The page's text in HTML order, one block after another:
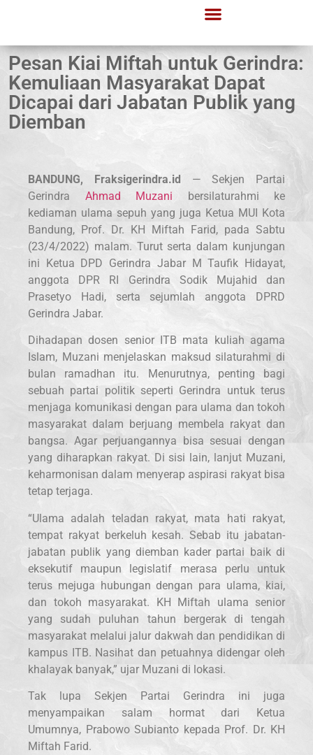
Pesan Kiai Miftah untuk Gerindra:
Kemuliaan Masyarakat Dapat
Dicapai dari Jabatan Publik yang
Diemban
BANDUNG, Fraksigerindra.id — Sekjen Partai
Gerindra Ahmad Muzani bersilaturahmi ke
kediaman ulama sepuh yang juga Ketua MUI Kota
Bandung, Prof. Dr. KH Miftah Farid, pada Sabtu
(23/4/2022) malam. Turut serta dalam kunjungan
ini Ketua DPD Gerindra Jabar M Taufik Hidayat,
anggota DPR RI Gerindra Sodik Mujahid dan
Prasetyo Hadi, serta sejumlah anggota DPRD
Gerindra Jabar.
Dihadapan dosen senior ITB mata kuliah agama
Islam, Muzani menjelaskan maksud silaturahmi di
bulan ramadhan itu. Menurutnya, penting bagi
sebuah partai politik seperti Gerindra untuk terus
menjaga komunikasi dengan para ulama dan tokoh
masyarakat dalam berjuang membela rakyat dan
bangsa. Agar perjuangannya bisa sesuai dengan
yang diharapkan rakyat. Di sisi lain, lanjut Muzani,
keharmonisan dalam menyerap aspirasi rakyat bisa
tetap terjaga.
“Ulama adalah teladan rakyat, mata hati rakyat,
tempat rakyat berkeluh kesah. Sebab itu jabatan-
jabatan publik yang diemban kader partai baik di
eksekutif maupun legislatif merasa perlu untuk
terus mejuga hubungan dengan para ulama, kiai,
dan tokoh masyarakat. KH Miftah ulama senior
yang sudah puluhan tahun bergerak di tengah
masyarakat melalui jalur dakwah dan pendidikan di
kampus ITB. Nasihat dan petuahnya didengar oleh
khalayak banyak,” ujar Muzani di lokasi.
Tak lupa Sekjen Partai Gerindra ini juga
menyampaikan salam hormat dari Ketua
Umumnya, Prabowo Subianto kepada Prof. Dr. KH
Miftah Farid.